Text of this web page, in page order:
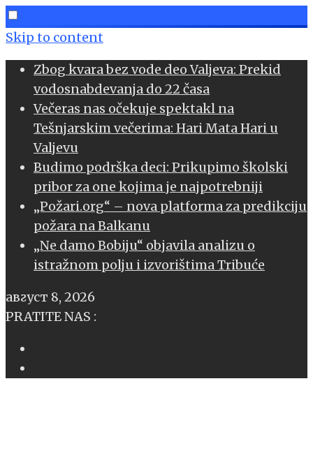
Skip to content
Zbog kvara bez vode deo Valjeva: Prekid
vodosnabdevanja do 22 časa
Večeras nas očekuje spektakl na
Tešnjarskim večerima: Hari Mata Hari u
Valjevu
Budimo podrška deci: Prikupimo školski
pribor za one kojima je najpotrebniji
„Požari.org“ – nova platforma za predikciju
požara na Balkanu
„Ne damo Bobiju“ objavila analizu o
istražnom polju i izvorištima Tribuće
август 8, 2026
PRATITE NAS :